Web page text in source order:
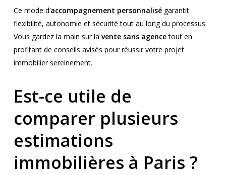
Ce mode d’accompagnement personnaliségarantit
flexibilité, autonomie et sécurité tout au long du processus.
Vous gardez la main sur la vente sans agencetout en
profitant de conseils avisés pour réussir votre projet
immobilier sereinement.
Est-ce utile de
comparer plusieurs
estimations
immobilières à Paris ?